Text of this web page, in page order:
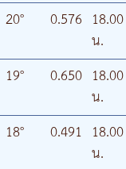
20° 0.576 18.00
น.
19° 0.650 18.00
น.
18° 0.491 18.00
น.